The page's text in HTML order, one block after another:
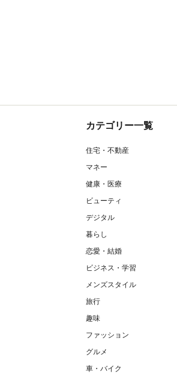
カテゴリー一覧
住宅・不動産
マネー
健康・医療
ビューティ
デジタル
暮らし
恋愛・結婚
ビジネス・学習
メンズスタイル
旅行
趣味
ファッション
グルメ
車・バイク